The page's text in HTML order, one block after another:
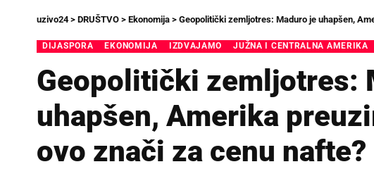
uzivo24> DRUŠTVO > Ekonomija > Geopolitički zemljotres: Maduro je uhapšen,
DIJASPORA EKONOMIJA IZDVAJAMO JUŽNA I CENTRALNA AMERIKA
Geopolitički zemljotres:
uhapšen, Amerika
ovo znači za cenu nafte?